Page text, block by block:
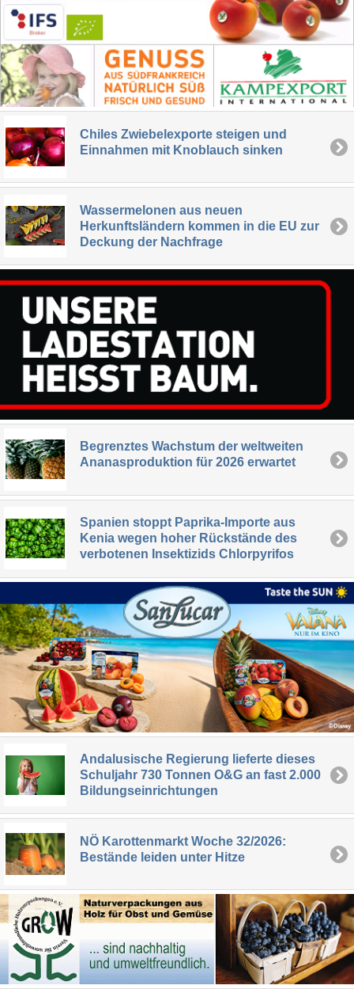
Chiles Zwiebelexporte steigen und
Einnahmen mit Knoblauch sinken
Wassermelonen aus neuen
Herkunftsländern kommen in die EU zur
Deckung der Nachfrage
Begrenztes Wachstum der weltweiten
Ananasproduktion für 2026 erwartet
Spanien stoppt Paprika-Importe aus
Kenia wegen hoher Rückstände des
verbotenen Insektizids Chlorpyrifos
Andalusische Regierung lieferte dieses
Schuljahr 730 Tonnen O&G an fast 2.000
Bildungseinrichtungen
NÖ Karottenmarkt Woche 32/2026:
Bestände leiden unter Hitze